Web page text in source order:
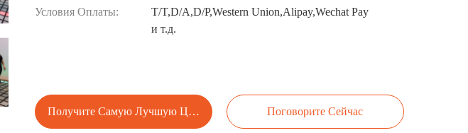
Условия Оплаты:
T/T,D/A,D/P,Western Union,Alipay,Wechat Pay
и т.д.
Получите Самую Лучшую Цену Поговорите Сейчас